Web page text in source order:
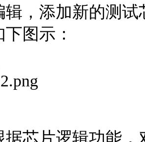
辑，添加新的测试
下图示：
据芯片逻辑功能